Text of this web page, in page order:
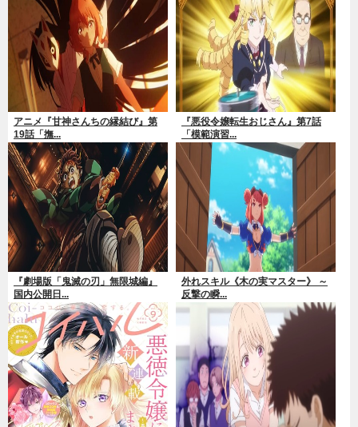
アニメ『甘神さんちの縁結び』第
19話「撫...
『悪役令嬢転生おじさん』第7話
「模範演習...
『劇場版「鬼滅の刃」無限城編』
国内公開日...
外れスキル《木の実マスター》 ～
反撃の瞬...